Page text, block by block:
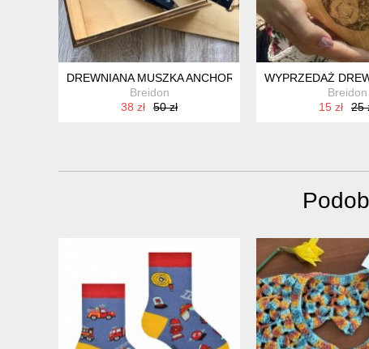
DREWNIANA MUSZKA ANCHOR WHITE
Breidon
38 zł
50 zł
WYPRZEDAŻ
Breidon
15 zł
25